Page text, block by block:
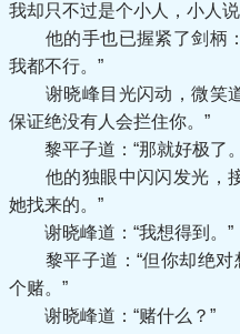
我却只不过是个小人，小人
他的手也已握紧了剑柄：
我都不行。”
谢晓峰目光闪动，微笑道
保证绝没有人会拦住你。”
黎平子道：“那就好极了
他的独眼中闪闪发光，接
她找来的。”
谢晓峰道：“我想得到。”
黎平子道：“但你却绝对
个赌。”
谢晓峰道：“赌什么？”